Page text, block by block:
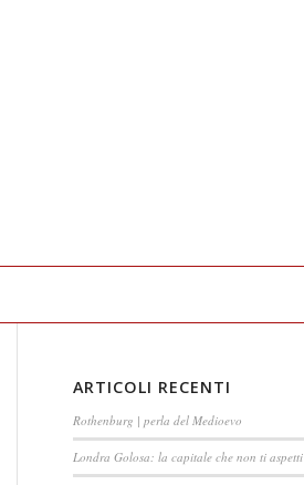
ARTICOLI RECENTI
Rothenburg | perla del Medioevo
Londra Golosa: la capitale che non ti aspetti